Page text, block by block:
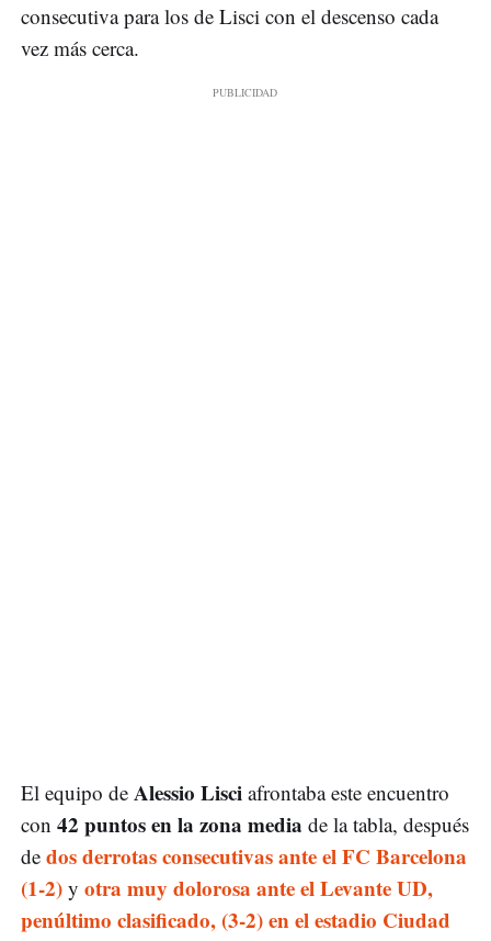
consecutiva para los de Lisci con el descenso cada
vez más cerca.
El equipo de Alessio Lisci afrontaba este encuentro
con 42 puntos en la zona media de la tabla, después
de dos derrotas consecutivas ante el FC Barcelona
(1-2) y otra muy dolorosa ante el Levante UD,
penúltimo clasificado, (3-2) en el estadio Ciudad